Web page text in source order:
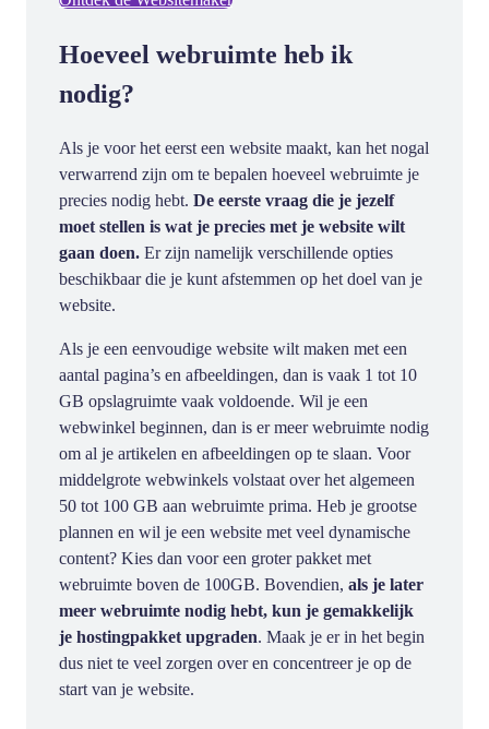
Hoeveel webruimte heb ik
nodig?
Als je voor het eerst een website maakt, kan het nogal
verwarrend zijn om te bepalen hoeveel webruimte je
precies nodig hebt. De eerste vraag die je jezelf
moet stellen is wat je precies met je website wilt
gaan doen. Er zijn namelijk verschillende opties
beschikbaar die je kunt afstemmen op het doel van je
website.
Als je een eenvoudige website wilt maken met een
aantal pagina’s en afbeeldingen, dan is vaak 1 tot 10
GB opslagruimte vaak voldoende. Wil je een
webwinkel beginnen, dan is er meer webruimte nodig
om al je artikelen en afbeeldingen op te slaan. Voor
middelgrote webwinkels volstaat over het algemeen
50 tot 100 GB aan webruimte prima. Heb je grootse
plannen en wil je een website met veel dynamische
content? Kies dan voor een groter pakket met
webruimte boven de 100GB. Bovendien, als je later
meer webruimte nodig hebt, kun je gemakkelijk
je hostingpakket upgraden. Maak je er in het begin
dus niet te veel zorgen over en concentreer je op de
start van je website.